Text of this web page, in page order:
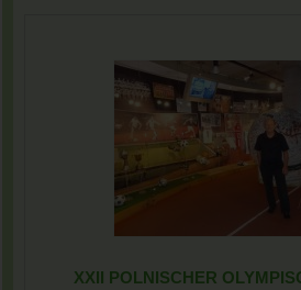
XXII POLNISCHER